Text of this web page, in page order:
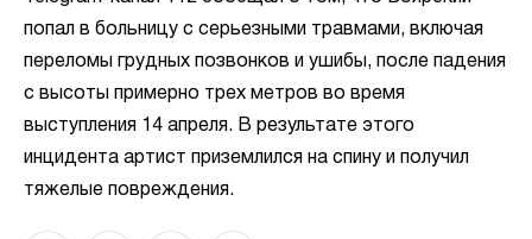
попал в больницу с серьезными травмами, включая
переломы грудных позвонков и ушибы, после падения
с высоты примерно трех метров во время
выступления 14 апреля. В результате этого
инцидента артист приземлился на спину и получил
тяжелые повреждения.